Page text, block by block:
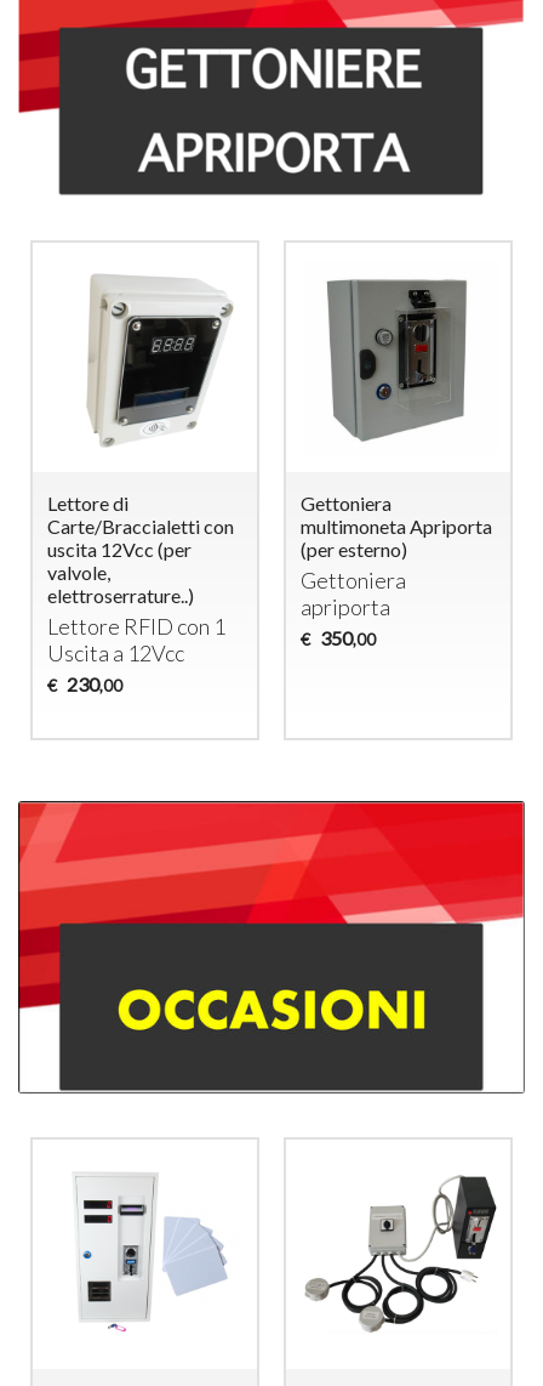
Lettore di
Carte/Braccialetti con
uscita 12Vcc (per
valvole,
elettroserrature..)
Lettore RFID con 1
Uscita a 12Vcc
€ 230,00
Gettoniera
multimoneta Apriporta
(per esterno)
Gettoniera
apriporta
€ 350,00